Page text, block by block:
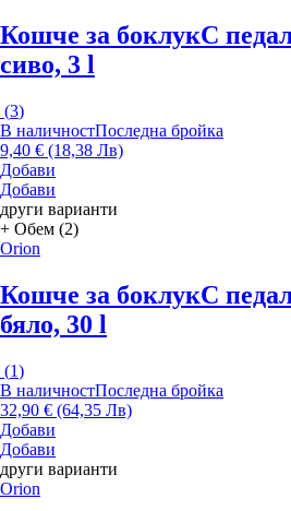
Кошче за боклукС
сиво, 3 l
(3)
В наличностПоследна бройка
9,40 € (18,38 Лв)
Добави
Добави
други варианти
+ Обем (2)
Orion
Кошче за боклукС
бяло, 30 l
(1)
В наличностПоследна бройка
32,90 € (64,35 Лв)
Добави
Добави
други варианти
Orion